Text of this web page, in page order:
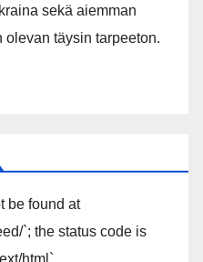
sekä aiemman
olevan täysin tarpeeton.
be found at
`; the status code is